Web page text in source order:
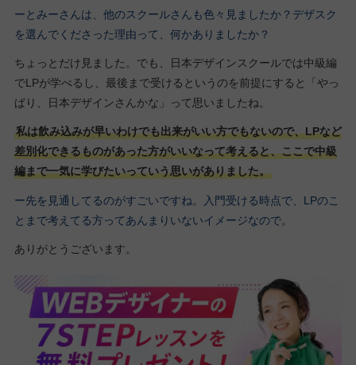
ーとみーさんは、他のスクールさんも色々見ましたか？デザスク
を選んでくださった理由って、何かありましたか？
ちょっとだけ見ました。でも、日本デザインスクールでは中級編
でLPが学べるし、最後まで受けるというのを前提にすると「やっ
ぱり、日本デザインさんかな」って思いましたね。
私は飲み込みが早いわけでも出来がいい方でもないので、LPなど
差別化できるものがあった方がいいなって考えると、ここで中級
編まで一気に学びたいっていう思いがありました。
ー先を見通してるのがすごいですね。入門受ける時点で、LPのこ
とまで考えてる方ってあんまりいないイメージなので。
ありがとうございます。